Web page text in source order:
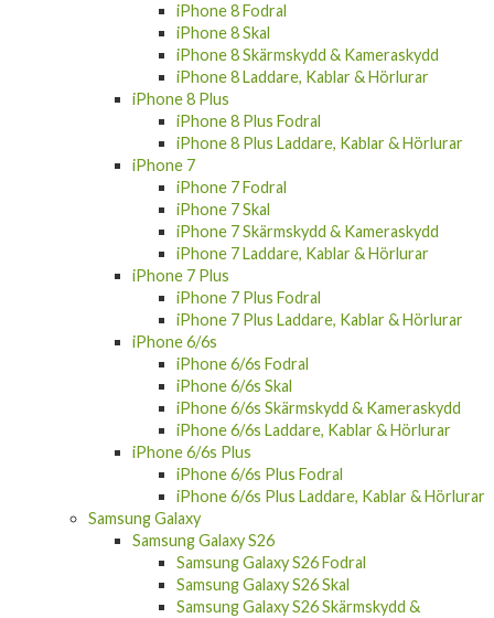
iPhone 8 Fodral
iPhone 8 Skal
iPhone 8 Skärmskydd & Kameraskydd
iPhone 8 Laddare, Kablar & Hörlurar
iPhone 8 Plus
iPhone 8 Plus Fodral
iPhone 8 Plus Laddare, Kablar & Hörlurar
iPhone 7
iPhone 7 Fodral
iPhone 7 Skal
iPhone 7 Skärmskydd & Kameraskydd
iPhone 7 Laddare, Kablar & Hörlurar
iPhone 7 Plus
iPhone 7 Plus Fodral
iPhone 7 Plus Laddare, Kablar & Hörlurar
iPhone 6/6s
iPhone 6/6s Fodral
iPhone 6/6s Skal
iPhone 6/6s Skärmskydd & Kameraskydd
iPhone 6/6s Laddare, Kablar & Hörlurar
iPhone 6/6s Plus
iPhone 6/6s Plus Fodral
iPhone 6/6s Plus Laddare, Kablar & Hörlurar
Samsung Galaxy
Samsung Galaxy S26
Samsung Galaxy S26 Fodral
Samsung Galaxy S26 Skal
Samsung Galaxy S26 Skärmskydd &